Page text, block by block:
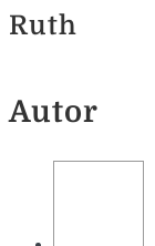
Ruth
Autor